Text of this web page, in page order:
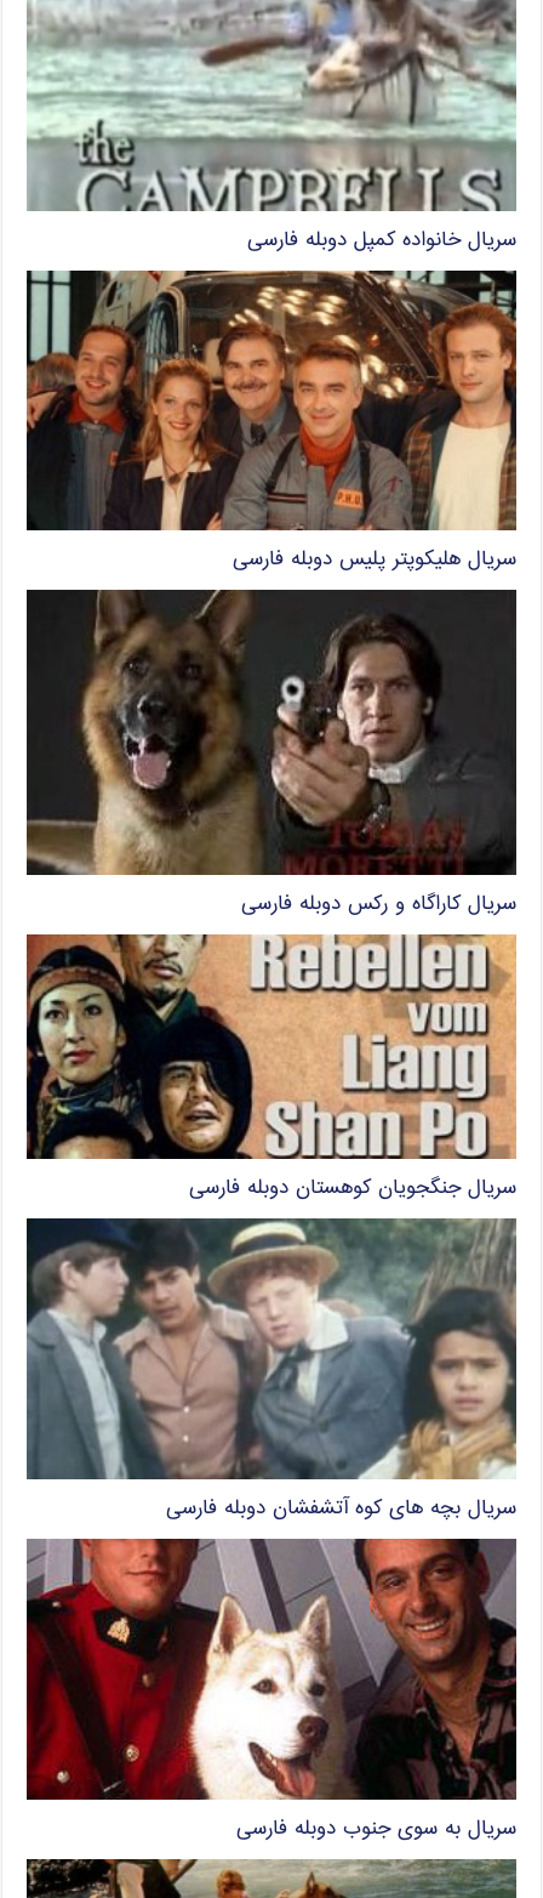
سریال خانواده کمپل دوبله فارسی
سریال هلیکوپتر پلیس دوبله فارسی
سریال کاراگاه و رکس دوبله فارسی
سریال جنگجویان کوهستان دوبله فارسی
سریال بچه های کوه آتشفشان دوبله فارسی
سریال به سوی جنوب دوبله فارسی